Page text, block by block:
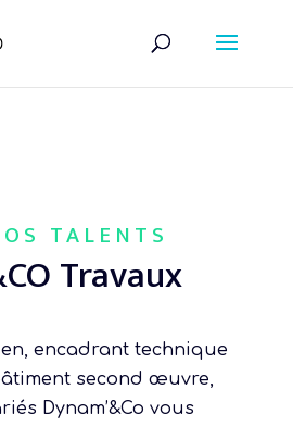
TALENTS
Travaux
encadrant technique
second œuvre,
Dynam’&Co vous